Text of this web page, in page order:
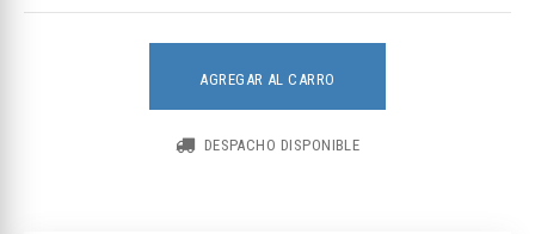
AGREGAR AL CARRO
DESPACHO DISPONIBLE